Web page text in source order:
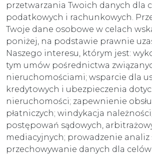
przetwarzania Twoich danych dla
podatkowych i rachunkowych.
Twoje dane osobowe w celach
poniżej, na podstawie prawnie
Naszego interesu, którym jest:
tym umów pośrednictwa
nieruchomościami; wsparcie dla
kredytowych i ubezpieczenia
nieruchomości; zapewnienie
płatniczych; windykacja
postępowań sądowych,
mediacyjnych; prowadzenie analiz
przechowywanie danych dla celów